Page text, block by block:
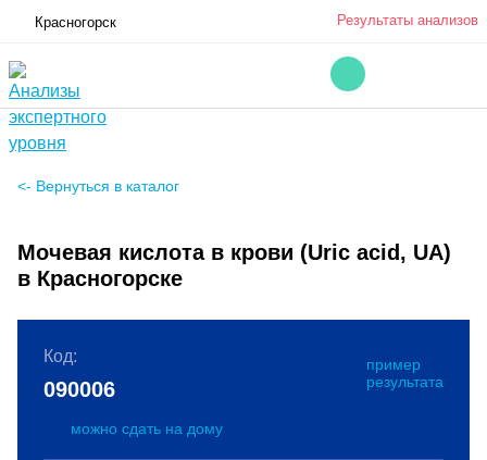
Красногорск Результаты анализов
<- Вернуться в каталог
Мочевая кислота в крови (Uric acid, UA)
в Красногорске
Код:
пример
результата
090006
можно сдать на дому